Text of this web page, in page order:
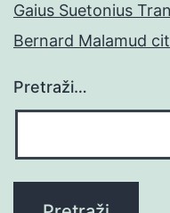
Gaius Suetonius
Bernard Malamud
Pretraži…